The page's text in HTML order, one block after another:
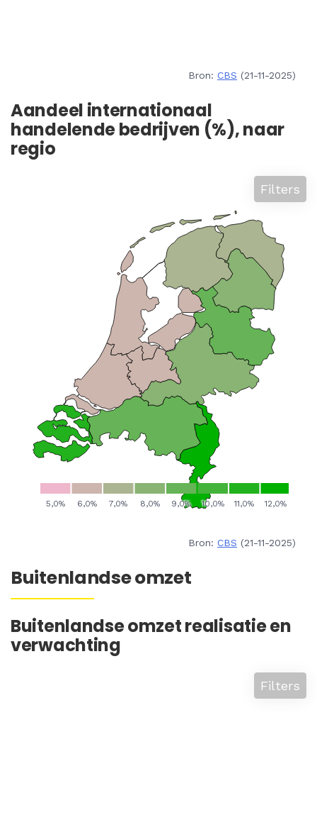
Bron: CBS (21-11-2025)
Aandeel internationaal
handelende bedrijven (%), naar
regio
Filters
Bron: CBS (21-11-2025)
Buitenlandse omzet
Buitenlandse omzet realisatie en
verwachting
Filters